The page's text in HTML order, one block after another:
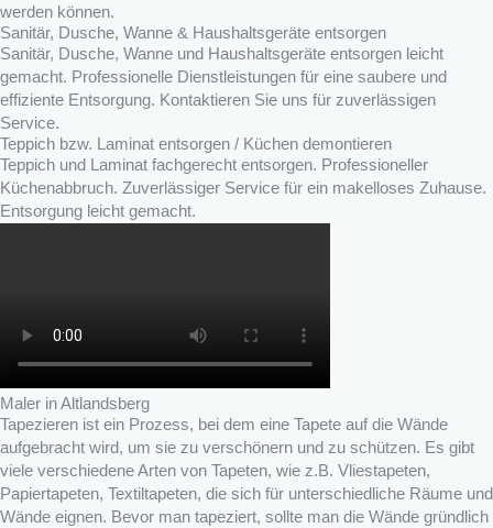
werden können.
Sanitär, Dusche, Wanne & Haushaltsgeräte entsorgen
Sanitär, Dusche, Wanne und Haushaltsgeräte entsorgen leicht
gemacht. Professionelle Dienstleistungen für eine saubere und
effiziente Entsorgung. Kontaktieren Sie uns für zuverlässigen
Service.
Teppich bzw. Laminat entsorgen / Küchen demontieren
Teppich und Laminat fachgerecht entsorgen. Professioneller
Küchenabbruch. Zuverlässiger Service für ein makelloses Zuhause.
Entsorgung leicht gemacht.
Maler in Altlandsberg
Tapezieren ist ein Prozess, bei dem eine Tapete auf die Wände
aufgebracht wird, um sie zu verschönern und zu schützen. Es gibt
viele verschiedene Arten von Tapeten, wie z.B. Vliestapeten,
Papiertapeten, Textiltapeten, die sich für unterschiedliche Räume und
Wände eignen. Bevor man tapeziert, sollte man die Wände gründlich